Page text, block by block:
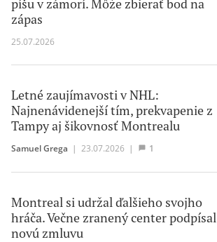
píšu v zámorí. Môže zbierať bod na
zápas
25.07.2026
Letné zaujímavosti v NHL:
Najnenávidenejší tím, prekvapenie z
Tampy aj šikovnosť Montrealu
Samuel Grega | 23.07.2026 | 1
Montreal si udržal ďalšieho svojho
hráča. Večne zranený center podpísal
novú zmluvu